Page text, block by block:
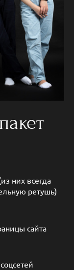
них всегда
ретушь)
сайта